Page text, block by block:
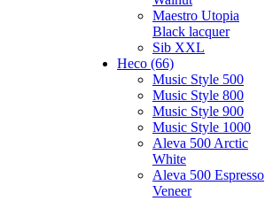
Maestro Utopia
Black lacquer
Sib XXL
Heco (66)
Music Style 500
Music Style 800
Music Style 900
Music Style 1000
Aleva 500 Arctic
White
Aleva 500 Espresso
Veneer